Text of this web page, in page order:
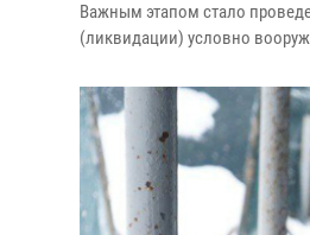
Важным этапом стало
(ликвидации) условно